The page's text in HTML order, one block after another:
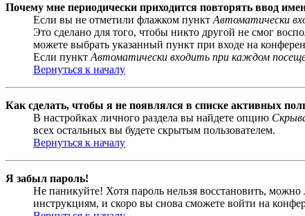
Почему мне периодически приходится повторять ввод
Если вы не отметили флажком пункт Автоматически
Это сделано для того, чтобы никто другой не смог
можете выбрать указанный пункт при входе на
Если пункт Автоматически входить при каждом
Вернуться к началу
Как сделать, чтобы я не появлялся в списке активных
В настройках личного раздела вы найдете опцию
всех остальных вы будете скрытым пользователем.
Вернуться к началу
Я забыл пароль!
Не паникуйте! Хотя пароль нельзя восстановить,
инструкциям, и скоро вы снова сможете войти на